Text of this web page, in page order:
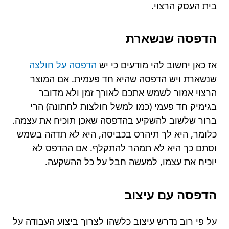
בית העסק הרצוי.
הדפסה שנשארת
אז כאן יחשוב להי מודעים כי יש הדפסה על חולצה
שנשארת ויש הדפסה שהיא חד פעמית. אם המוצר
הרצוי אמור לשמש אתכם לאורך זמן ולא מדובר
בגימיק חד פעמי (כמו למשל חולצות לחתונה) הרי
ברור שלשוב להשקיע בהדפסה שאכן תוכיח את עצמה.
כלומר, היא לך תיהרס בכביסה, היא לא תדהה בשמש
וסתם כך היא לא תמהר להתקלף. אם ההדפס לא
יוכיח את עצמו, למעשה חבל על כל ההשקעה.
הדפסה עם עיצוב
על פי רוב נדרש עיצוב כלשהו לצרוך ביצוע העבודה על